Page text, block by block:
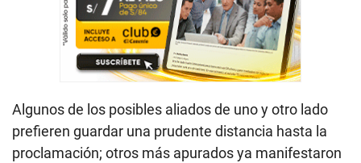
Algunos de los posibles aliados de uno y otro lado
prefieren guardar una prudente distancia hasta la
proclamación; otros más apurados ya manifestaron